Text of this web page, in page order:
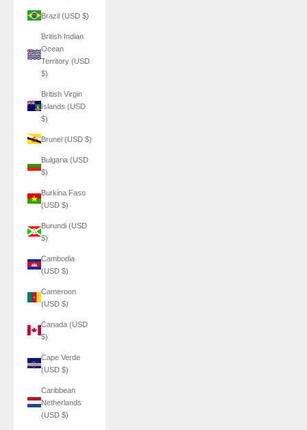
Brazil (USD $)
British Indian
Ocean
Territory (USD
$)
British Virgin
Islands (USD
$)
Brunei (USD $)
Bulgaria (USD
$)
Burkina Faso
(USD $)
Burundi (USD
$)
Cambodia
(USD $)
Cameroon
(USD $)
Canada (USD
$)
Cape Verde
(USD $)
Caribbean
Netherlands
(USD $)